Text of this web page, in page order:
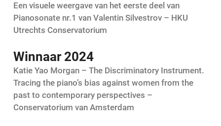
Een visuele weergave van het eerste deel van
Pianosonate nr.1 van Valentin Silvestrov – HKU
Utrechts Conservatorium
Winnaar 2024
Katie Yao Morgan – The Discriminatory Instrument.
Tracing the piano’s bias against women from the
past to contemporary perspectives –
Conservatorium van Amsterdam